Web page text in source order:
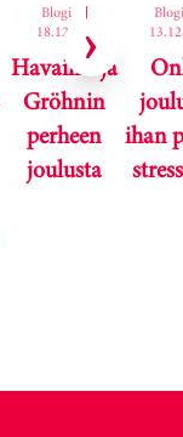
Blogi
|
18.12.2018
Havaintoja
Gröhnin
perheen
joulusta
Blogi
ihan